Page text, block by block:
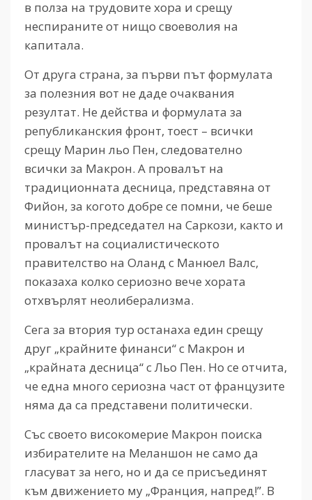
в полза на трудовите хора и срещу
неспираните от нищо своеволия на
капитала.
От друга страна, за първи път формулата
за полезния вот не даде очаквания
резултат. Не действа и формулата за
републиканския фронт, тоест – всички
срещу Марин льо Пен, следователно
всички за Макрон. А провалът на
традиционната десница, представяна от
Фийон, за когото добре се помни, че беше
министър-председател на Саркози, както и
провалът на социалистическото
правителство на Оланд с Манюел Валс,
показаха колко сериозно вече хората
отхвърлят неолиберализма.
Сега за втория тур останаха един срещу
друг „крайните финанси“ с Макрон и
„крайната десница“ с Льо Пен. Но се отчита,
че една много сериозна част от французите
няма да са представени политически.
Със своето високомерие Макрон поиска
избирателите на Меланшон не само да
гласуват за него, но и да се присъединят
към движението му „Франция, напред!”. В